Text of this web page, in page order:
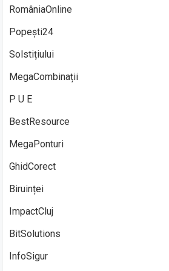
RomâniaOnline
Popești24
Solstițiului
MegaCombinații
P U E
BestResource
MegaPonturi
GhidCorect
Biruinței
ImpactCluj
BitSolutions
InfoSigur